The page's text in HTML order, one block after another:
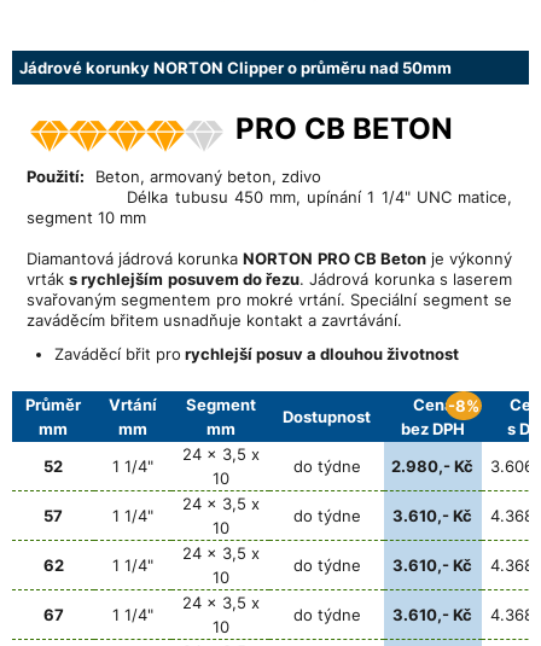
Jádrové korunky NORTON Clipper o průměru nad 50mm
PRO CB BETON
Použití: Beton, armovaný beton, zdivo
Délka tubusu 450 mm, upínání 1 1/4" UNC matice,
segment 10 mm
Diamantová jádrová korunkaNORTON PRO CB Betonje výkonný
vrtáks rychlejším posuvem do řezu. Jádrová korunka s laserem
svařovaným segmentem pro mokré vrtání. Speciální segment se
zaváděcím břitem usnadňuje kontakt a zavrtávání.
Zaváděcí břit pro rychlejší posuva dlouhou životnost
Průměr
mm
Vrtání
mm
Segment
mm
Dostupnost
Cena
bez DPH
-8%
s
52
1 1/4"
24 x 3,5 x
10
do týdne 2.980,- Kč
57 1 1/4"
24 x 3,5 x
10
do týdne 3.610,- Kč
62 1 1/4"
24 x 3,5 x
10
do týdne 3.610,- Kč
67 1 1/4"
24 x 3,5 x
10
do týdne 3.610,- Kč